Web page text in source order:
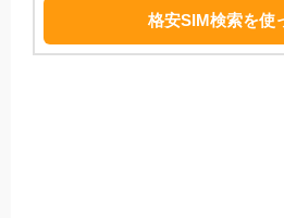
格安SIM検索を使